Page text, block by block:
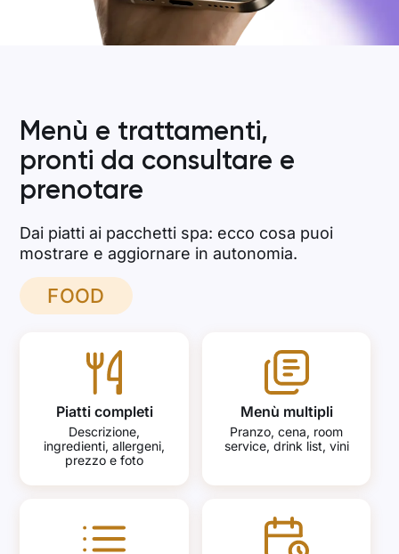
Menù e trattamenti,
pronti da consultare e
prenotare
Dai piatti ai pacchetti spa: ecco cosa puoi
mostrare e aggiornare in autonomia.
FOOD
Piatti completi
Descrizione,
ingredienti, allergeni,
prezzo e foto
Menù multipli
Pranzo, cena, room
service, drink list, vini